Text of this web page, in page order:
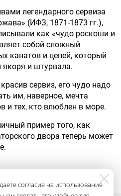
легендарного сервиза
(ИФЗ, 1871-1873 гг.),
как «чудо роскоши и
собой сложный
канатов и цепей, который
и штурвала.
сервиз, его чудо надо
им, наверное, мечта
и тех, кто влюблен в море.
пример того, как
двора теперь может
согласие на использование